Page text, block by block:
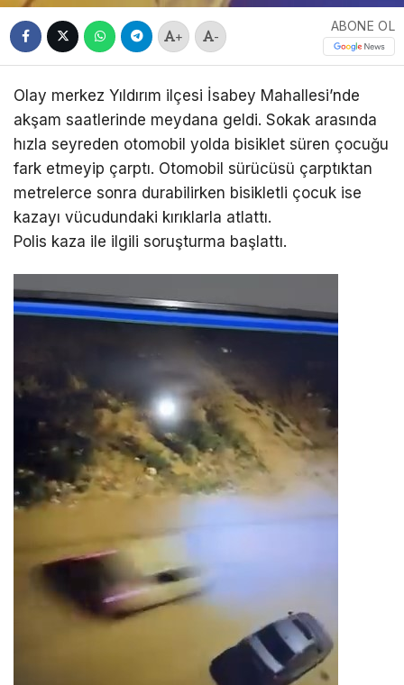
+ -
ABONE OL
Olay merkez Yıldırım ilçesi İsabey Mahallesi’nde
akşam saatlerinde meydana geldi. Sokak arasında
hızla seyreden otomobil yolda bisiklet süren çocuğu
fark etmeyip çarptı. Otomobil sürücüsü çarptıktan
metrelerce sonra durabilirken bisikletli çocuk ise
kazayı vücudundaki kırıklarla atlattı.
Polis kaza ile ilgili soruşturma başlattı.